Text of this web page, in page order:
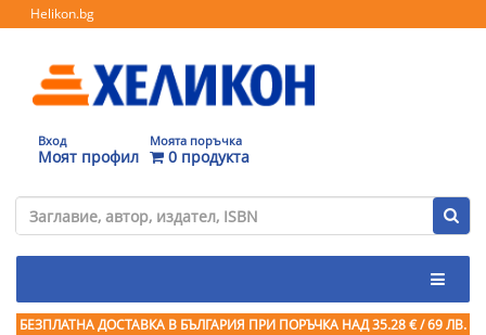
Helikon.bg
Вход
Моят профил
Моята поръчка
0 продукта
БЕЗПЛАТНА ДОСТАВКА В БЪЛГАРИЯ ПРИ ПОРЪЧКА НАД 35.28 € / 69 ЛВ.